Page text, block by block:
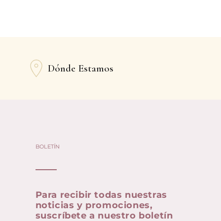
Dónde Estamos
BOLETÍN
Para recibir todas nuestras
noticias y promociones,
suscríbete a nuestro boletín